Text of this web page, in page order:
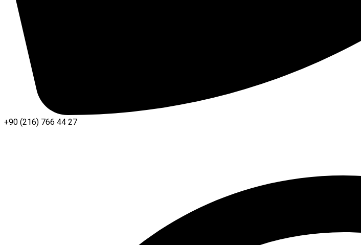
+90 (216) 766 44 27